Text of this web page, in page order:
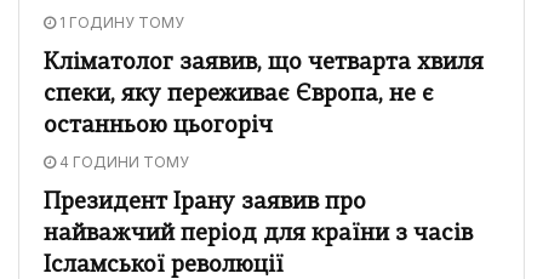
1 ГОДИНУ ТОМУ
Кліматолог заявив, що четварта хвиля
спеки, яку переживає Європа, не є
останньою цьогоріч
4 ГОДИНИ ТОМУ
Президент Ірану заявив про
найважчий період для країни з часів
Ісламської революції